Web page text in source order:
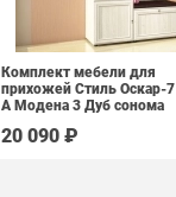
Комплект мебели для
прихожей Стиль Оскар-7
А Модена 3 Дуб сонома
20 090 ₽